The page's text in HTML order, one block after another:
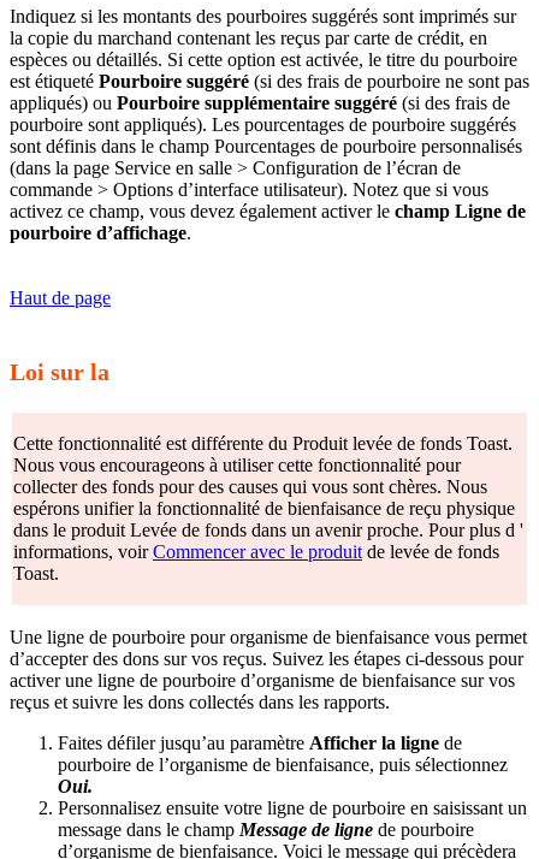
Indiquez si les montants des pourboires suggérés sont imprimés sur
la copie du marchand contenant les reçus par carte de crédit, en
espèces ou détaillés. Si cette option est activée, le titre du pourboire
est étiqueté Pourboire suggéré (si des frais de pourboire ne sont pas
appliqués) ou Pourboire supplémentaire suggéré (si des frais de
pourboire sont appliqués). Les pourcentages de pourboire suggérés
sont définis dans le champ Pourcentages de pourboire personnalisés
(dans la page Service en salle > Configuration de l’écran de
commande > Options d’interface utilisateur). Notez que si vous
activez ce champ, vous devez également activer le champ Ligne de
pourboire d’affichage.
Haut de page
Loi sur la
Cette fonctionnalité est différente du Produit levée de fonds Toast.
Nous vous encourageons à utiliser cette fonctionnalité pour
collecter des fonds pour des causes qui vous sont chères. Nous
espérons unifier la fonctionnalité de bienfaisance de reçu physique
dans le produit Levée de fonds dans un avenir proche. Pour plus d '
informations, voirCommencer avec le produitde levée de fonds
Toast.
Une ligne de pourboire pour organisme de bienfaisance vous permet
d’accepter des dons sur vos reçus. Suivez les étapes ci-dessous pour
activer une ligne de pourboire d’organisme de bienfaisance sur vos
reçus et suivre les dons collectés dans les rapports.
Faites défiler jusqu’au paramètre Afficher la ligne de
pourboire de l’organisme de bienfaisance, puis sélectionnez
Oui.
Personnalisez ensuite votre ligne de pourboire en saisissant un
message dans le champMessage de ligne de pourboire
d’organisme de bienfaisance. Voici le message qui précèdera